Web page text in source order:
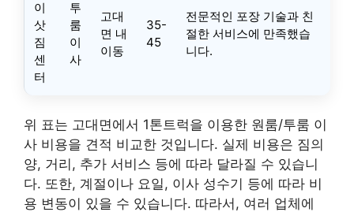
이
삿
짐
센
터
투
룸
이
사
고대
면 내
이동
35-
45
전문적인 포장 기술과 친
절한 서비스에 만족했습
니다.
위 표는 고대면에서 1톤트럭을 이용한 원룸/투룸 이
사 비용을 견적 비교한 것입니다. 실제 비용은 짐의
양, 거리, 추가 서비스 등에 따라 달라질 수 있습니
다. 또한, 계절이나 요일, 이사 성수기 등에 따라 비
용 변동이 있을 수 있습니다. 따라서, 여러 업체에